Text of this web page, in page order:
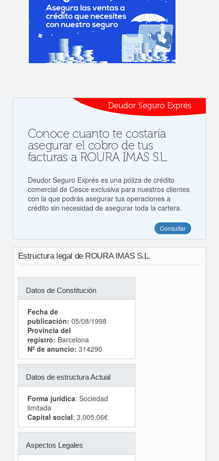
Deudor Seguro Exprés
Conoce cuanto te costaría
asegurar el cobro de tus
facturas a ROURA IMAS S.L.
Deudor Seguro Exprés es una póliza de crédito
comercial de Cesce exclusiva para nuestros clientes
con la que podrás asegurar tus operaciones a
crédito sin necesidad de asegurar toda la cartera.
Consultar
Estructura legal de ROURA IMAS S.L.
Datos de Constitución
Fecha de
publicación: 05/08/1998
Provincia del
registro: Barcelona
Nº de anuncio: 314290
Datos de estructura Actual
Forma jurídica: Sociedad
limitada
Capital social: 3.005,06€
Aspectos Legales